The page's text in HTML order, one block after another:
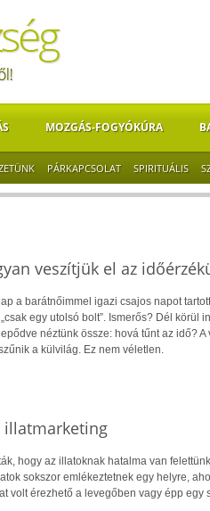
MOZGÁS-FOGYÓKÚRA
PÁRKAPCSOLAT SPIRITUÁLIS
veszítjük el az
a barátnőimmel igazi csajos napot
egy utolsó bolt”. Ismerős? Dél körül
néztünk össze: hová tűnt az idő?
a külvilág. Ez nem véletlen.
illatmarketing
hogy az illatoknak hatalma van
sokszor emlékeztetnek egy helyre,
volt érezhető a levegőben vagy épp egy